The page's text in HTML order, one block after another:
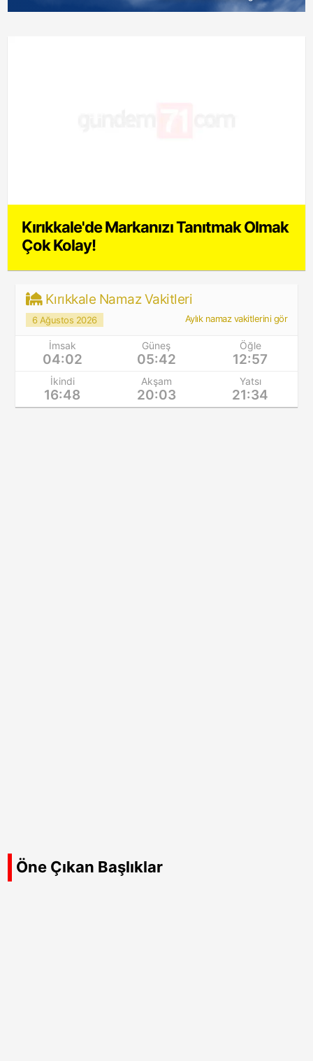
Kırıkkale'de Markanızı Tanıtmak Olmak
Çok Kolay!
Kırıkkale Namaz Vakitleri
6 Ağustos 2026 Aylık namaz vakitlerini gör
İmsak
04:02
Güneş
05:42
Öğle
12:57
İkindi
16:48
Akşam
20:03
Yatsı
21:34
Öne Çıkan Başlıklar